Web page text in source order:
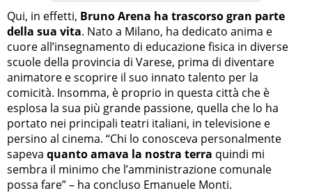
Qui, in effetti, Bruno Arena ha trascorso gran parte
della sua vita. Nato a Milano, ha dedicato anima e
cuore all’insegnamento di educazione fisica in diverse
scuole della provincia di Varese, prima di diventare
animatore e scoprire il suo innato talento per la
comicità. Insomma, è proprio in questa città che è
esplosa la sua più grande passione, quella che lo ha
portato nei principali teatri italiani, in televisione e
persino al cinema. “Chi lo conosceva personalmente
sapeva quanto amava la nostra terra quindi mi
sembra il minimo che l’amministrazione comunale
possa fare” – ha concluso Emanuele Monti.